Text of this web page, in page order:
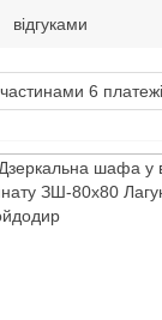
відгуками
6